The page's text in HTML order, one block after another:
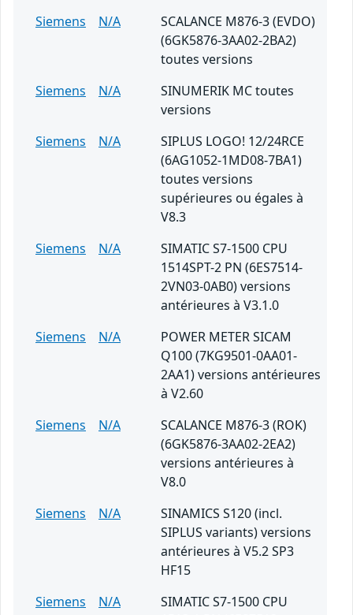
Siemens
N/A
SCALANCE M876-3 (EVDO)
(6GK5876-3AA02-2BA2)
toutes versions
Siemens
N/A
SINUMERIK MC toutes
versions
Siemens
N/A
SIPLUS LOGO! 12/24RCE
(6AG1052-1MD08-7BA1)
toutes versions
supérieures ou égales à
V8.3
Siemens
N/A
SIMATIC S7-1500 CPU
1514SPT-2 PN (6ES7514-
2VN03-0AB0) versions
antérieures à V3.1.0
Siemens
N/A
POWER METER SICAM
Q100 (7KG9501-0AA01-
2AA1) versions antérieures
à V2.60
Siemens
N/A
SCALANCE M876-3 (ROK)
(6GK5876-3AA02-2EA2)
versions antérieures à
V8.0
Siemens
N/A
SINAMICS S120 (incl.
SIPLUS variants) versions
antérieures à V5.2 SP3
HF15
Siemens
N/A
SIMATIC S7-1500 CPU